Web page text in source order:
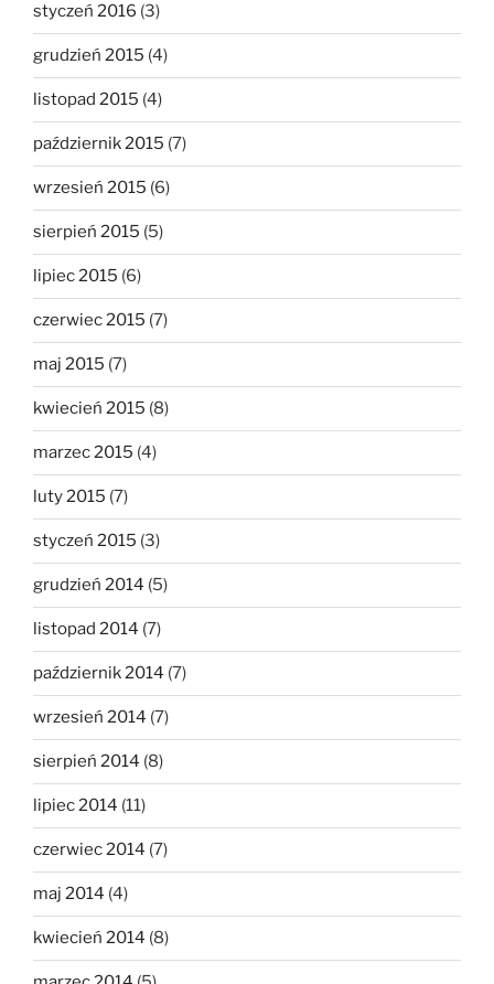
styczeń 2016 (3)
grudzień 2015 (4)
listopad 2015 (4)
październik 2015 (7)
wrzesień 2015 (6)
sierpień 2015 (5)
lipiec 2015 (6)
czerwiec 2015 (7)
maj 2015 (7)
kwiecień 2015 (8)
marzec 2015 (4)
luty 2015 (7)
styczeń 2015 (3)
grudzień 2014 (5)
listopad 2014 (7)
październik 2014 (7)
wrzesień 2014 (7)
sierpień 2014 (8)
lipiec 2014 (11)
czerwiec 2014 (7)
maj 2014 (4)
kwiecień 2014 (8)